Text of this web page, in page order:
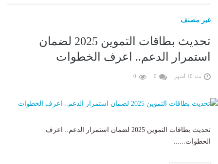
غير مصنف
تحديث بطاقات التموين 2025 لضمان
استمرار الدعم.. اعرف الخطوات
منذ 10 أشهر 0
0
تحديث بطاقات التموين 2025 لضمان استمرار الدعم.. اعرف
الخطوات......